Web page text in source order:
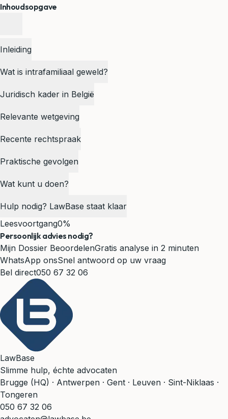
Inhoudsopgave
Inleiding
Wat is intrafamiliaal geweld?
Juridisch kader in België
Relevante wetgeving
Recente rechtspraak
Praktische gevolgen
Wat kunt u doen?
Hulp nodig? LawBase staat klaar
Leesvoortgang0%
Persoonlijk advies nodig?
Mijn Dossier BeoordelenGratis analyse in 2 minuten
WhatsApp onsSnel antwoord op uw vraag
Bel direct050 67 32 06
LawBase
Slimme hulp, échte advocaten
Brugge (HQ) · Antwerpen · Gent · Leuven · Sint-Niklaas ·
Tongeren
050 67 32 06